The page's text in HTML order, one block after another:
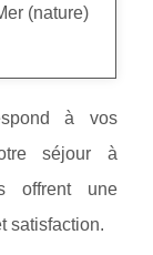
(nature)
à vos
séjour à
offrent une
satisfaction.